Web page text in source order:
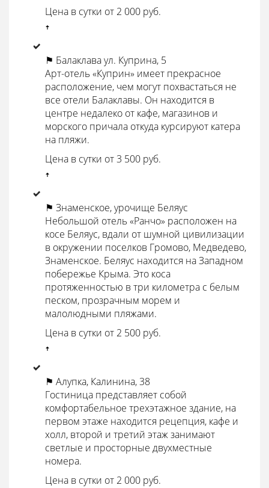
Цена в сутки от 2 000 руб.
ꜛ
⚑ Балаклава ул. Куприна, 5
Арт-отель «Куприн» имеет прекрасное
расположение, чем могут похвастаться не
все отели Балаклавы. Он находится в
центре недалеко от кафе, магазинов и
морского причала откуда курсируют катера
на пляжи.
Цена в сутки от 3 500 руб.
ꜛ
⚑ Знаменское, урочище Беляус
Небольшой отель «Ранчо» расположен на
косе Беляус, вдали от шумной цивилизации
в окружении поселков Громово, Медведево,
Знаменское. Беляус находится на Западном
побережье Крыма. Это коса
протяженностью в три километра с белым
песком, прозрачным морем и
малолюдными пляжами.
Цена в сутки от 2 500 руб.
ꜛ
⚑ Алупка, Калинина, 38
Гостиница представляет собой
комфортабельное трехэтажное здание, на
первом этаже находится рецепция, кафе и
холл, второй и третий этаж занимают
светлые и просторные двухместные
номера.
Цена в сутки от 2 000 руб.